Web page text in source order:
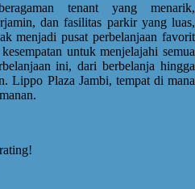
tenant yang menarik,
dan fasilitas parkir yang luas,
menjadi pusat perbelanjaan favorit
untuk menjelajahi semua
ini, dari berbelanja hingga
Lippo Plaza Jambi, tempat di mana